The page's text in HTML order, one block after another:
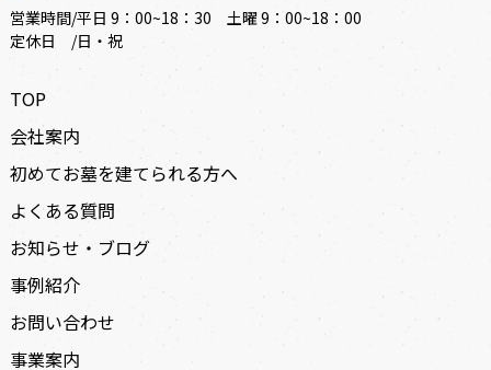
営業時間/平日 9：00~18：30 土曜 9：00~18：00
定休日 /日・祝
TOP
会社案内
初めてお墓を建てられる方へ
よくある質問
お知らせ・ブログ
事例紹介
お問い合わせ
事業案内